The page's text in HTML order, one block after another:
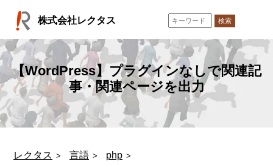
ン
ツ
へ
ス
キ
ッ
プ
検索
株式会社レクタス
【WordPress】プラグインなしで関連記
事・関連ページを出力
レクタス 言語
php